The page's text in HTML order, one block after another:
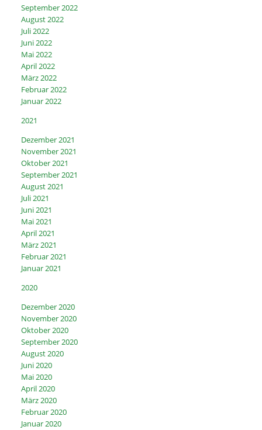
September 2022
August 2022
Juli 2022
Juni 2022
Mai 2022
April 2022
März 2022
Februar 2022
Januar 2022
2021
Dezember 2021
November 2021
Oktober 2021
September 2021
August 2021
Juli 2021
Juni 2021
Mai 2021
April 2021
März 2021
Februar 2021
Januar 2021
2020
Dezember 2020
November 2020
Oktober 2020
September 2020
August 2020
Juni 2020
Mai 2020
April 2020
März 2020
Februar 2020
Januar 2020